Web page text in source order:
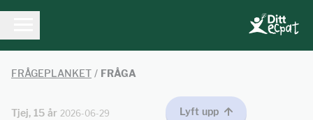
FRÅGEPLANKET / FRÅGA
Tjej, 15 år 2026-06-29 Lyft upp